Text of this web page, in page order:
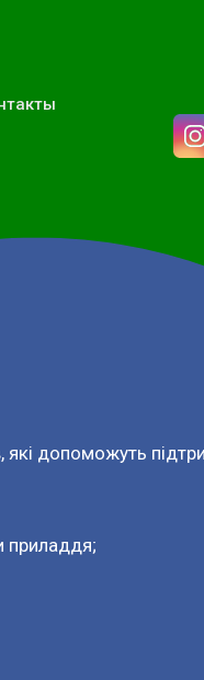
які допоможуть
приладдя;